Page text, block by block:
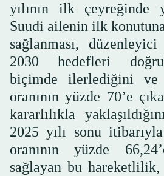
yılının ilk çeyreğinde
Suudi ailenin ilk
sağlanması,
2030 hedefleri
biçimde ilerlediğini ve
oranının yüzde 70’e
kararlılıkla
2025 yılı sonu
oranının yüzde
sağlayan bu